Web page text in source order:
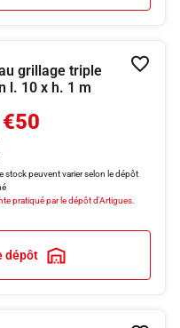
grillage triple
l. 10 x h. 1 m
€50
stock peuvent varier selon le dépôt
pratiqué par le dépôt d'Artigues.
dépôt